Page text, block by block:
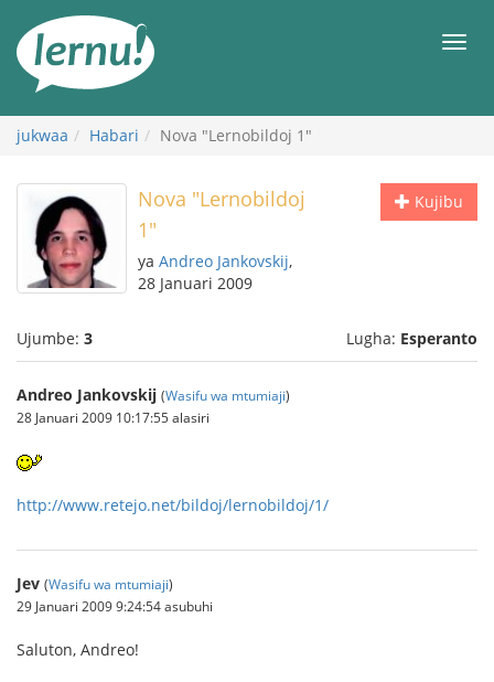
maudhui
jukwaa Habari Nova "Lernobildoj 1"
Kujibu
Nova "Lernobildoj
1"
ya Andreo Jankovskij,
28 Januari 2009
Ujumbe: 3 Lugha: Esperanto
Andreo Jankovskij (Wasifu wa mtumiaji)
28 Januari 2009 10:17:55 alasiri
http://www.retejo.net/bildoj/lernobildoj/1/
Jev (Wasifu wa mtumiaji)
29 Januari 2009 9:24:54 asubuhi
Saluton, Andreo!